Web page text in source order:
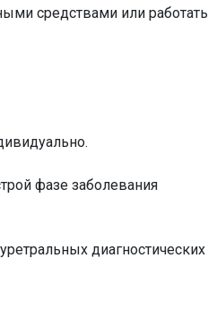
средствами или работать
фазе заболевания
диагностических